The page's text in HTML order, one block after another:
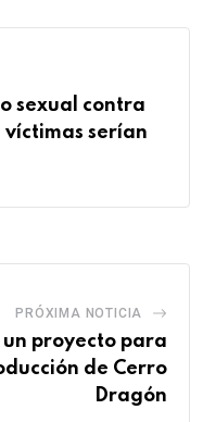
sexual contra
víctimas serían
PRÓXIMA NOTICIA
un proyecto para
de Cerro
Dragón